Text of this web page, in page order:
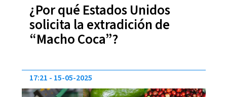
¿Por qué Estados Unidos
solicita la extradición de
“Macho Coca”?
17:21 15-05-2025